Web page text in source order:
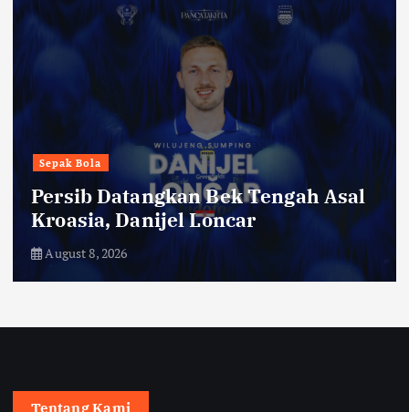
Sepak Bola
Persib Datangkan Bek Tengah Asal
Kroasia, Danijel Loncar
August 8, 2026
Tentang Kami